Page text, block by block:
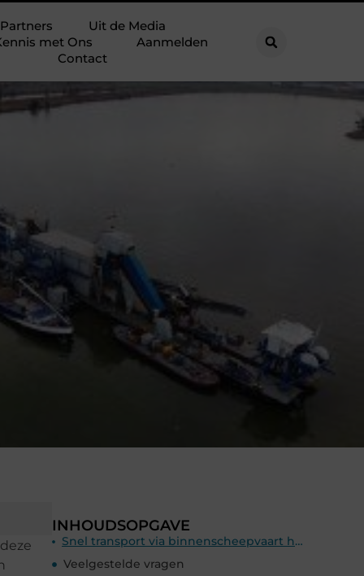
Partners
Uit de Media
met Ons
Aanmelden
Contact
INHOUDSOPGAVE
Snel transport via binnenscheepvaart heeft diverse voordelen
Veelgestelde vragen